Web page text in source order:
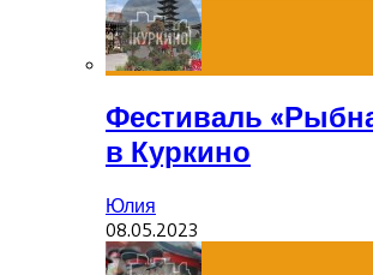
Фестиваль
в Куркино
Юлия
08.05.2023